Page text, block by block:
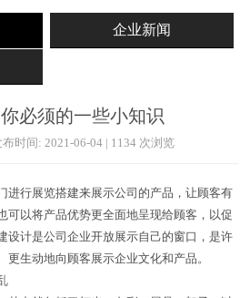
企业新闻
必须的一些小知识
时间: 2021-06-04 | 1134 次浏览
行展览搭建来展示公司的产品，让顾客有
可以将产品优势更全面地呈现给顾客，以促
设计是公司企业开放展示自己的窗口，是许
更生动地向顾客展示企业文化和产品。